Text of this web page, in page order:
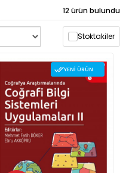
12 ürün bulundu
Stoktakiler
YENI ÜRÜN